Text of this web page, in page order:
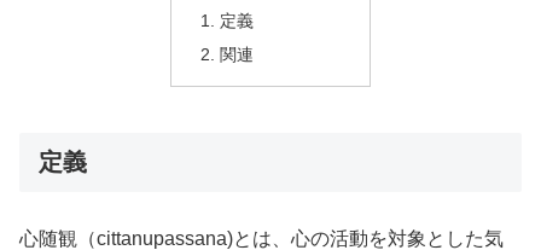
定義
関連
定義
心随観（cittanupassana)とは、心の活動を対象とした気